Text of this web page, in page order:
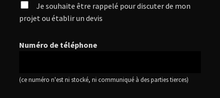
C
a
e
c
Je souhaite être rappelé pour discuter de mon
projet ou établir un devis
Numéro de téléphone
(ce numéro n'est ni stocké, ni communiqué à des parties tierces)